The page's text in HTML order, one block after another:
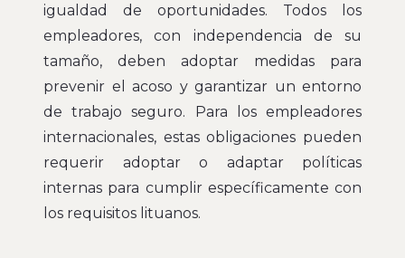
igualdad de oportunidades. Todos los
empleadores, con independencia de su
tamaño, deben adoptar medidas para
prevenir el acoso y garantizar un entorno
de trabajo seguro. Para los empleadores
internacionales, estas obligaciones pueden
requerir adoptar o adaptar políticas
internas para cumplir específicamente con
los requisitos lituanos.